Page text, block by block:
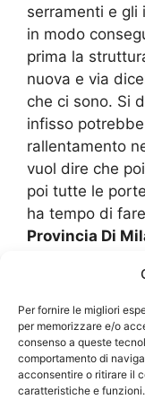
Per fornire le migliori
per memorizzare e/o
consenso a queste
comportamento di
acconsentire o ritirare il
caratteristiche e funzioni.
serramenti e gli
in modo
prima la
nuova e via
che ci sono. Si
infisso
rallentamento
vuol dire che
poi tutte le
ha tempo di fare
Provincia Di
Milanonuovi
struttura.
buona distanza
rigarlo, e anche
equilibrata e